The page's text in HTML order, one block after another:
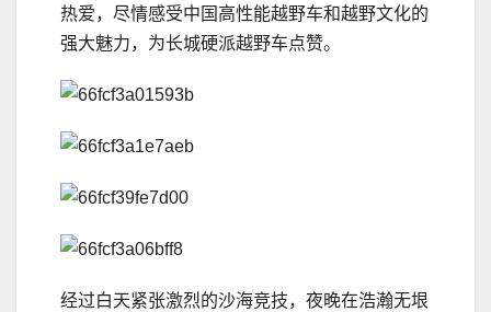
热爱，尽情感受中国高性能越野车和越野文化的
强大魅力，为长城硬派越野车点赞。
经过白天紧张激烈的沙海竞技，夜晚在浩瀚无垠